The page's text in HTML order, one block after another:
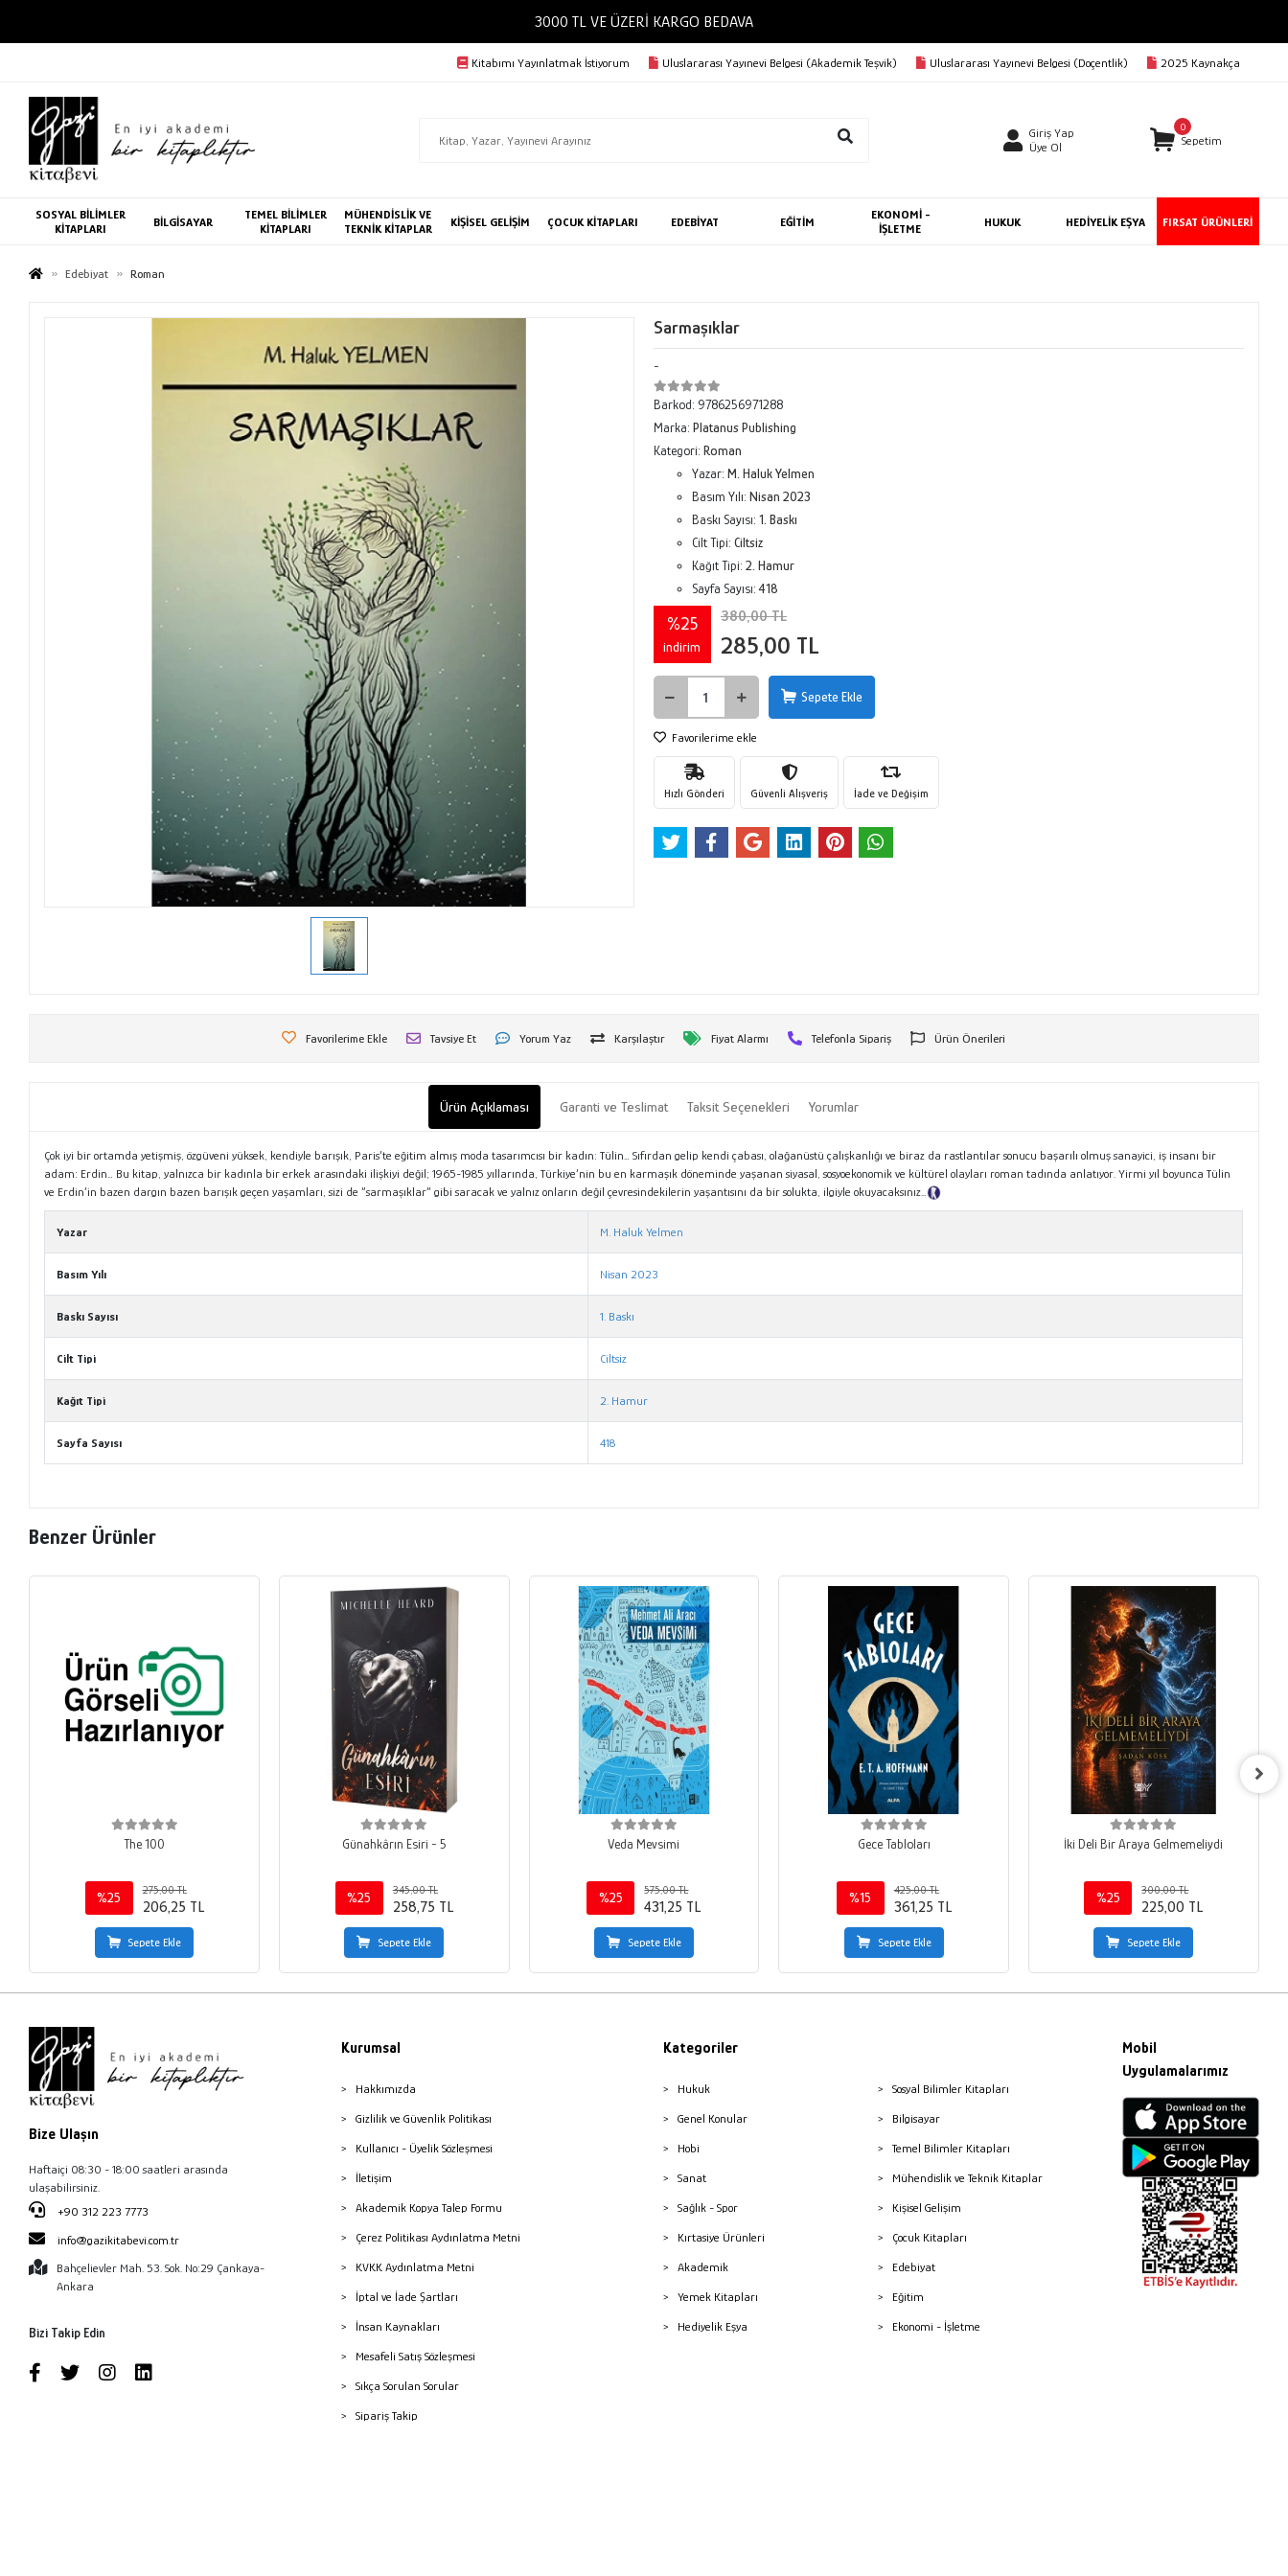
3000 TL VE ÜZERİ KARGO BEDAVA
Kitabımı Yayınlatmak İstiyorum Uluslararası Yayınevi Belgesi (Akademik Teşvik) Uluslararası Yayınevi Belgesi (Doçentlik) 2025 Kaynakça
Giriş Yap
Üye Ol
0
Sepetim
SOSYAL BİLİMLER
KİTAPLARI
BİLGİSAYAR
TEMEL BİLİMLER
KİTAPLARI
MÜHENDİSLİK VE
TEKNİK KİTAPLAR
KİŞİSEL GELİŞİM ÇOCUK KİTAPLARI EDEBİYAT EĞİTİM
EKONOMİ -
İŞLETME
HUKUK HEDİYELİK EŞYA FIRSAT ÜRÜNLERİ
Edebiyat Roman
Sarmaşıklar
-
Barkod: 9786256971288
Marka: Platanus Publishing
Kategori: Roman
Yazar: M. Haluk Yelmen
Basım Yılı: Nisan 2023
Baskı Sayısı: 1. Baskı
Cilt Tipi: Ciltsiz
Kağıt Tipi: 2. Hamur
Sayfa Sayısı:418
%25
indirim
380,00 TL
285,00 TL
Sepete Ekle
Favorilerime ekle
Hızlı Gönderi Güvenli Alışveriş İade ve Değişim
Favorilerime Ekle Tavsiye Et Yorum Yaz Karşılaştır Fiyat Alarmı Telefonla Sipariş Ürün Önerileri
Ürün Açıklaması Garanti ve Teslimat Taksit Seçenekleri Yorumlar
Çok iyi bir ortamda yetişmiş, özgüveni yüksek, kendiyle barışık, Paris’te eğitim almış moda tasarımcısı bir kadın: Tülin… Sıfırdan gelip kendi çabası, olağanüstü çalışkanlığı ve biraz da rastlantılar sonucu başarılı olmuş sanayici, iş insanı bir
adam: Erdin… Bu kitap, yalnızca bir kadınla bir erkek arasındaki ilişkiyi değil; 1965-1985 yıllarında, Türkiye’nin bu en karmaşık döneminde yaşanan siyasal, sosyoekonomik ve kültürel olayları roman tadında anlatıyor. Yirmi yıl boyunca Tülin
ve Erdin’in bazen dargın bazen barışık geçen yaşamları, sizi de “sarmaşıklar” gibi saracak ve yalnız onların değil çevresindekilerin yaşantısını da bir solukta, ilgiyle okuyacaksınız…
Yazar M. Haluk Yelmen
Basım Yılı Nisan 2023
Baskı Sayısı 1. Baskı
Cilt Tipi Ciltsiz
Kağıt Tipi 2. Hamur
Sayfa Sayısı 418
Benzer Ürünler
The 100
%25
275,00 TL
206,25 TL
Sepete Ekle
Günahkârın Esiri - 5
%25
345,00 TL
258,75 TL
Sepete Ekle
Veda Mevsimi
%25
575,00 TL
431,25 TL
Sepete Ekle
Gece Tabloları
%15
425,00 TL
361,25 TL
Sepete Ekle
İki Deli Bir Araya Gelmemeliydi
%25
300,00 TL
225,00 TL
Sepete Ekle
Bize Ulaşın
Haftaiçi 08:30 - 18:00 saatleri arasında
ulaşabilirsiniz.
+90 312 223 7773
info@gazikitabevi.com.tr
Bahçelievler Mah. 53. Sok. No:29 Çankaya-
Ankara
Bizi Takip Edin
Kurumsal
Hakkımızda
Gizlilik ve Güvenlik Politikası
Kullanıcı - Üyelik Sözleşmesi
İletişim
Akademik Kopya Talep Formu
Çerez Politikası Aydınlatma Metni
KVKK Aydınlatma Metni
İptal ve İade Şartları
İnsan Kaynakları
Mesafeli Satış Sözleşmesi
Sıkça Sorulan Sorular
Sipariş Takip
Kategoriler
Hukuk
Genel Konular
Hobi
Sanat
Sağlık - Spor
Kırtasiye Ürünleri
Akademik
Yemek Kitapları
Hediyelik Eşya
Sosyal Bilimler Kitapları
Bilgisayar
Temel Bilimler Kitapları
Mühendislik ve Teknik Kitaplar
Kişisel Gelişim
Çocuk Kitapları
Edebiyat
Eğitim
Ekonomi - İşletme
Mobil
Uygulamalarımız